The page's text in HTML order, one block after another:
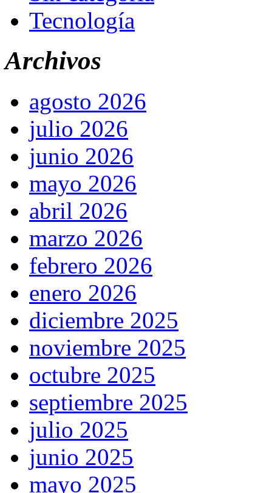
Tecnología
Archivos
agosto 2026
julio 2026
junio 2026
mayo 2026
abril 2026
marzo 2026
febrero 2026
enero 2026
diciembre 2025
noviembre 2025
octubre 2025
septiembre 2025
julio 2025
junio 2025
mayo 2025